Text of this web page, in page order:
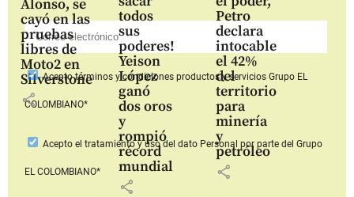
Alonso, se
cayó en las
pruebas
libres de
Moto2 en
Silverstone
share
todos
sus
poderes!
Yeison
López
ganó
dos oros
y
rompió
récord
mundial
share
Petro
declara
intocable
el 42%
del
territorio
para
minería
y
petróleo
share
Aceptotérminos y condiciones productos y serviciosGrupo EL
COLOMBIANO*
Acepto el tratamiento y uso del dato Personal por parte del Grupo
EL COLOMBIANO*